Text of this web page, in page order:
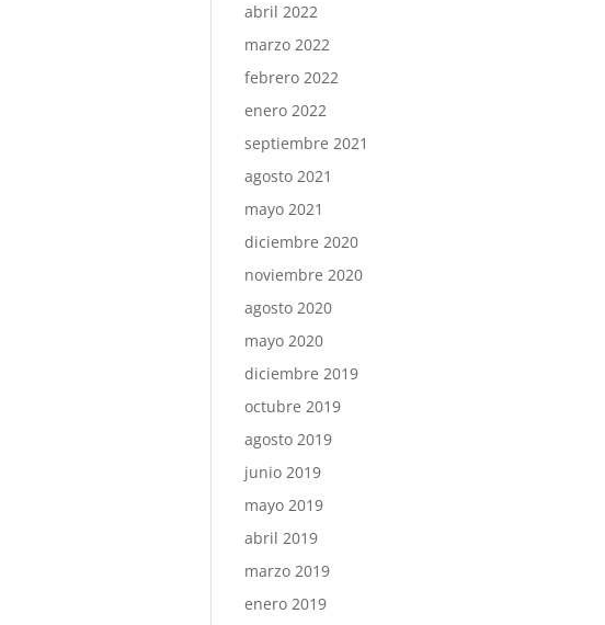
abril 2022
marzo 2022
febrero 2022
enero 2022
septiembre 2021
agosto 2021
mayo 2021
diciembre 2020
noviembre 2020
agosto 2020
mayo 2020
diciembre 2019
octubre 2019
agosto 2019
junio 2019
mayo 2019
abril 2019
marzo 2019
enero 2019